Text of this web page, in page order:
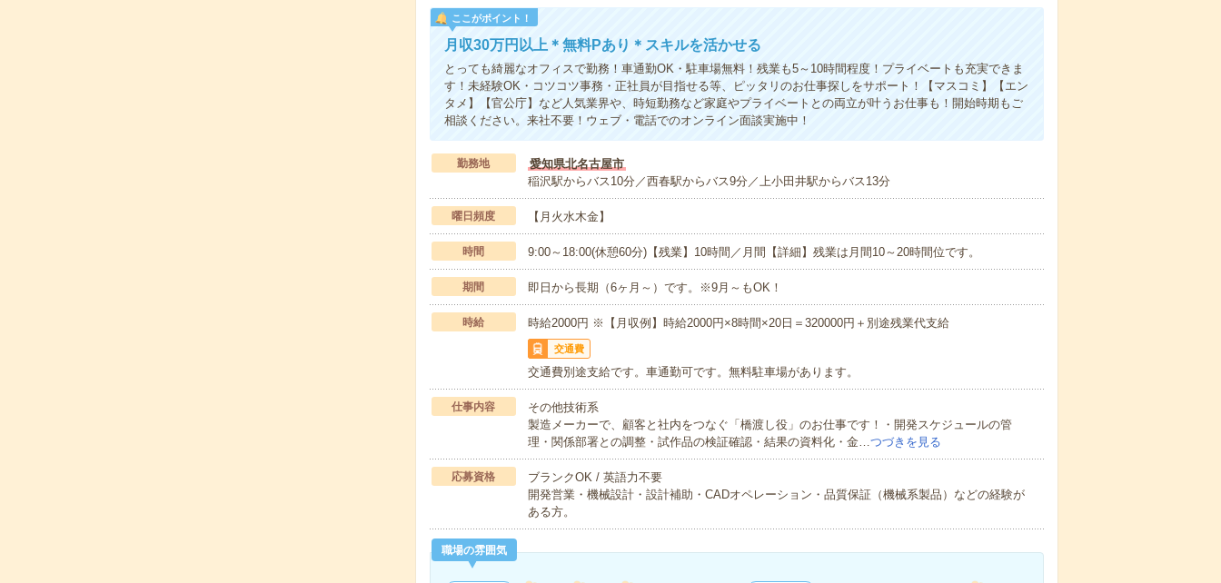
ここがポイント！
月収30万円以上＊無料Pあり＊スキルを活かせる
とっても綺麗なオフィスで勤務！車通勤OK・駐車場無料！残業も5～10時間程度！プライベートも充実できま
す！未経験OK・コツコツ事務・正社員が目指せる等、ピッタリのお仕事探しをサポート！【マスコミ】【エン
タメ】【官公庁】など人気業界や、時短勤務など家庭やプライベートとの両立が叶うお仕事も！開始時期もご
相談ください。来社不要！ウェブ・電話でのオンライン面談実施中！
勤務地
愛知県北名古屋市
稲沢駅からバス10分／西春駅からバス9分／上小田井駅からバス13分
曜日頻度 【月火水木金】
時間 9:00～18:00(休憩60分)【残業】10時間／月間【詳細】残業は月間10～20時間位です。
期間 即日から長期（6ヶ月～）です。※9月～もOK！
時給 時給2000円 ※【月収例】時給2000円×8時間×20日＝320000円＋別途残業代支給
交通費
交通費別途支給です。車通勤可です。無料駐車場があります。
仕事内容
その他技術系
製造メーカーで、顧客と社内をつなぐ「橋渡し役」のお仕事です！・開発スケジュールの管
理・関係部署との調整・試作品の検証確認・結果の資料化・金…つづきを見る
応募資格
ブランクOK / 英語力不要
開発営業・機械設計・設計補助・CADオペレーション・品質保証（機械系製品）などの経験が
ある方。
職場の雰囲気